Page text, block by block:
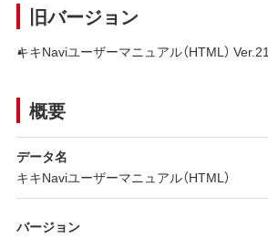
旧バージョン
キキNaviユーザーマニュアル（HTML） Ver.21
概要
データ名
キキNaviユーザーマニュアル（HTML）
バージョン